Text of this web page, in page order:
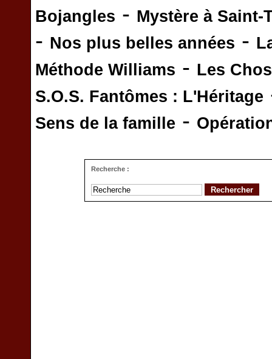
Bojangles - Mystère à Saint-
- Nos plus belles années -
Méthode Williams - Les
S.O.S. Fantômes : L'Héritage
Sens de la famille -
Recherche :